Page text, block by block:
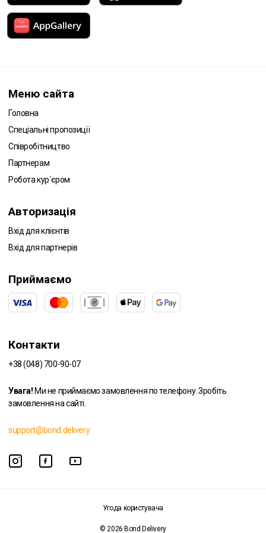
Меню сайта
Головна
Спеціальні пропозиції
Співробітництво
Партнерам
Робота кур`єром
Авторизація
Вхід для клієнтів
Вхід для партнерів
Приймаємо
Контакти
+38 (048) 700-90-07
Увага! Ми не приймаємо замовлення по телефону. Зробіть
замовлення на сайті.
support@bond.delivery
Угода користувача
© 2026 Bond Delivery